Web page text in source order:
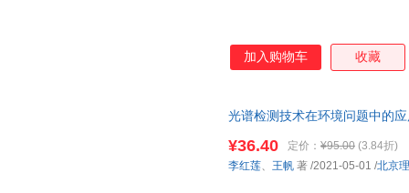
加入购物车 收藏
光谱检测技术在环境问题中的
¥36.40 定价： ¥95.00 (3.84折)
李红莲、 王帆 著 /2021-05-01 /北京